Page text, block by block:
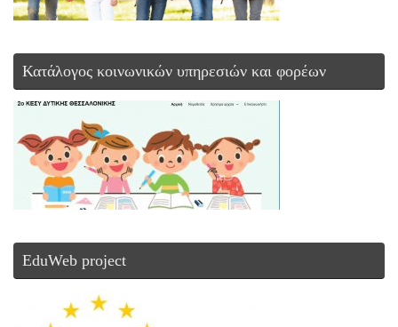
Κατάλογος κοινωνικών υπηρεσιών και φορέων
EduWeb project